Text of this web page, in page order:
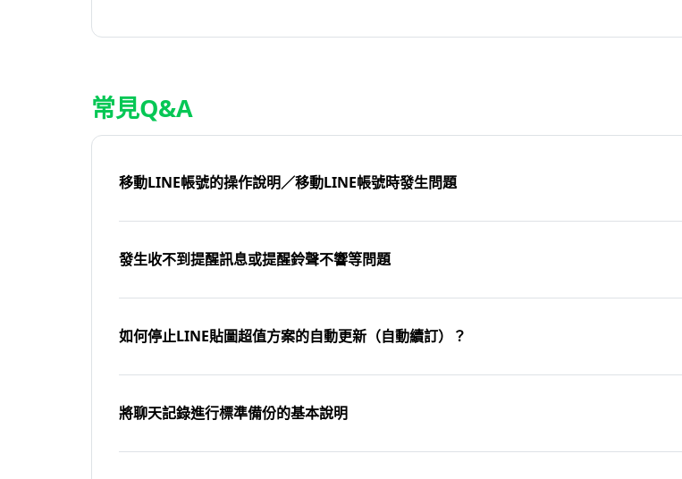
常見Q&A
移動LINE帳號的操作說明／移動LINE帳號時發生問題
發生收不到提醒訊息或提醒鈴聲不響等問題
如何停止LINE貼圖超值方案的自動更新（自動續訂）？
將聊天記錄進行標準備份的基本說明